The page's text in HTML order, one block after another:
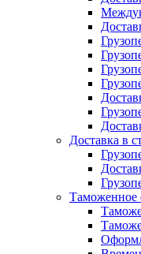
Доставка в
Таможенное